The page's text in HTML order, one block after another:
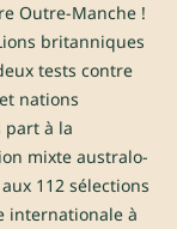
Outre-Manche !
britanniques
tests contre
nations
part à la
mixte australo-
112 sélections
internationale à